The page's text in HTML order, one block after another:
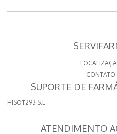
CONTATO
SUPORTE DE
HISOT293 S.L.
ATENDIMENTO